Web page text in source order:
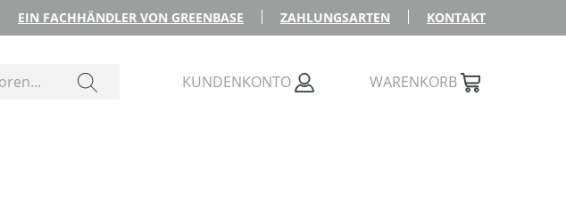
EIN FACHHÄNDLER VON GREENBASE ZAHLUNGSARTEN KONTAKT
KUNDENKONTO WARENKORB